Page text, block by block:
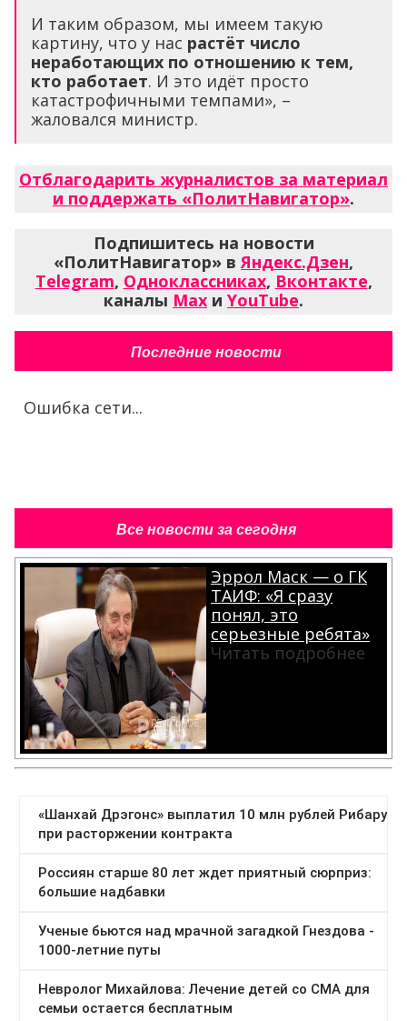
И таким образом, мы имеем такую
картину, что у нас растёт число
неработающих по отношению к тем,
кто работает. И это идёт просто
катастрофичными темпами», –
жаловался министр.
Отблагодарить журналистов за материал
и поддержать «ПолитНавигатор».
Подпишитесь на новости
«ПолитНавигатор» вЯндекс.Дзен,
Telegram, Одноклассниках, Вконтакте,
каналы Max и YouTube.
Последние новости
Ошибка сети...
Все новости за сегодня
Эррол Маск — о ГК
ТАИФ: «Я сразу
понял, это
серьезные ребята»
Читать подробнее